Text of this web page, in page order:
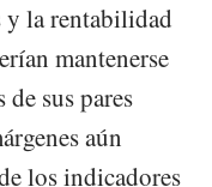
y la rentabilidad
mantenerse
sus pares
aún
los indicadores